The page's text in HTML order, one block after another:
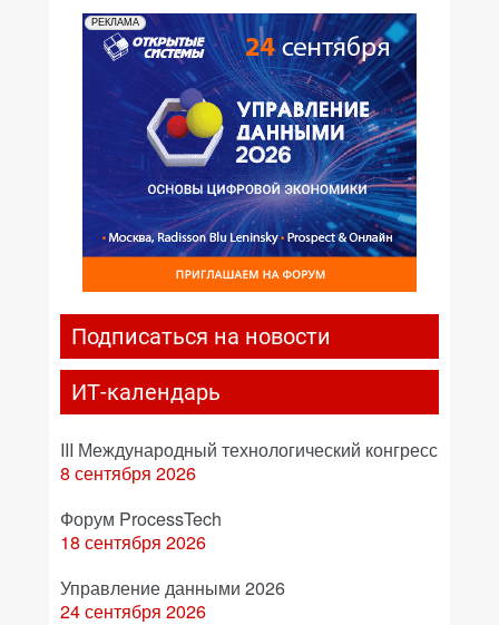
РЕКЛАМА
Подписаться на новости
ИТ-календарь
III Международный технологический конгресс
8 сентября 2026
Форум ProcessTech
18 сентября 2026
Управление данными 2026
24 сентября 2026